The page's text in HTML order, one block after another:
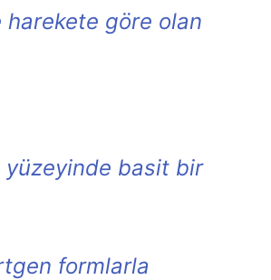
harekete göre olan
yüzeyinde basit bir
formlarla